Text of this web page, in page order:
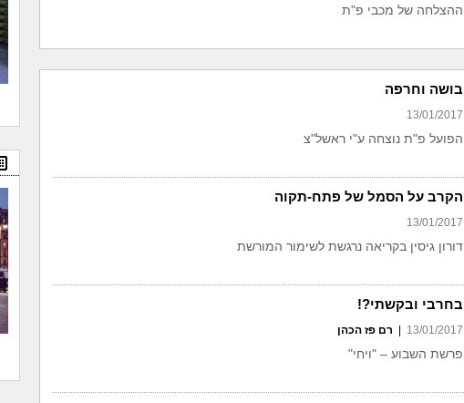
ההצלחה של מכבי פ"ת
בושה וחרפה
13/01/2017
הפועל פ"ת נוצחה ע"י ראשל"צ
הקרב על הסמל של פתח-תקוה
13/01/2017
דורון גיסין בקריאה נרגשת לשימור המורשת
בחרבי ובקשתי?!
13/01/2017 רם פז הכהן
פרשת השבוע – "ויחי"